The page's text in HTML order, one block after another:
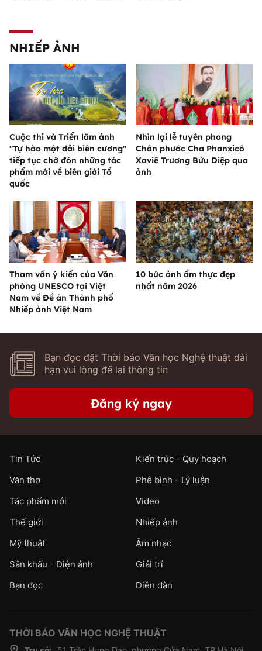
NHIẾP ẢNH
Cuộc thi và Triển lãm ảnh
"Tự hào một dải biên cương"
tiếp tục chờ đón những tác
phẩm mới về biên giới Tổ
quốc
Nhìn lại lễ tuyên phong
Chân phước Cha Phanxicô
Xaviê Trương Bửu Diệp qua
ảnh
Tham vấn ý kiến của Văn
phòng UNESCO tại Việt
Nam về Đề án Thành phố
Nhiếp ảnh Việt Nam
10 bức ảnh ẩm thực đẹp
nhất năm 2026
Bạn đọc đặt Thời báo Văn học Nghệ thuật dài
hạn vui lòng để lại thông tin
Đăng ký ngay
Tin Tức
Kiến trúc - Quy hoạch
Văn thơ
Phê bình - Lý luận
Tác phẩm mới
Video
Thế giới
Nhiếp ảnh
Mỹ thuật
Âm nhạc
Sân khấu - Điện ảnh
Giải trí
Bạn đọc
Diễn đàn
THỜI BÁO VĂN HỌC NGHỆ THUẬT